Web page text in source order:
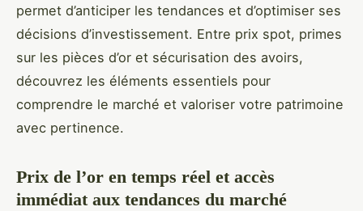
permet d’anticiper les tendances et d’optimiser ses
décisions d’investissement. Entre prix spot, primes
sur les pièces d’or et sécurisation des avoirs,
découvrez les éléments essentiels pour
comprendre le marché et valoriser votre patrimoine
avec pertinence.
Prix de l’or en temps réel et accès
immédiat aux tendances du marché